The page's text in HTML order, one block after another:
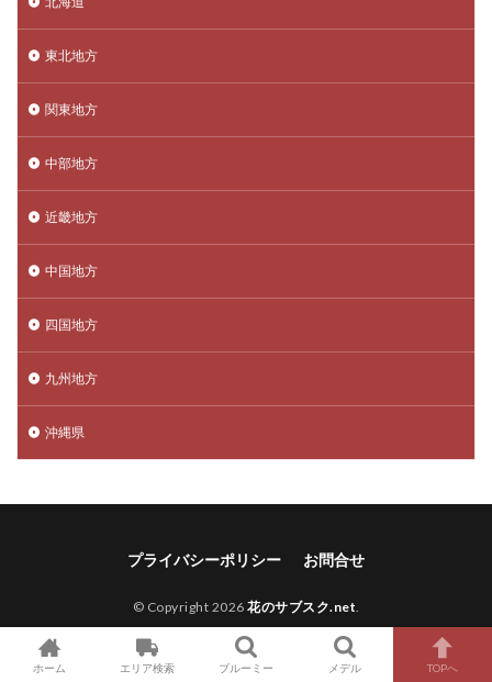
東北地方
関東地方
中部地方
近畿地方
中国地方
四国地方
九州地方
沖縄県
プライバシーポリシー お問合せ
© Copyright 2026 花のサブスク.net
ホーム エリア検索 ブルーミー メデル TOPへ